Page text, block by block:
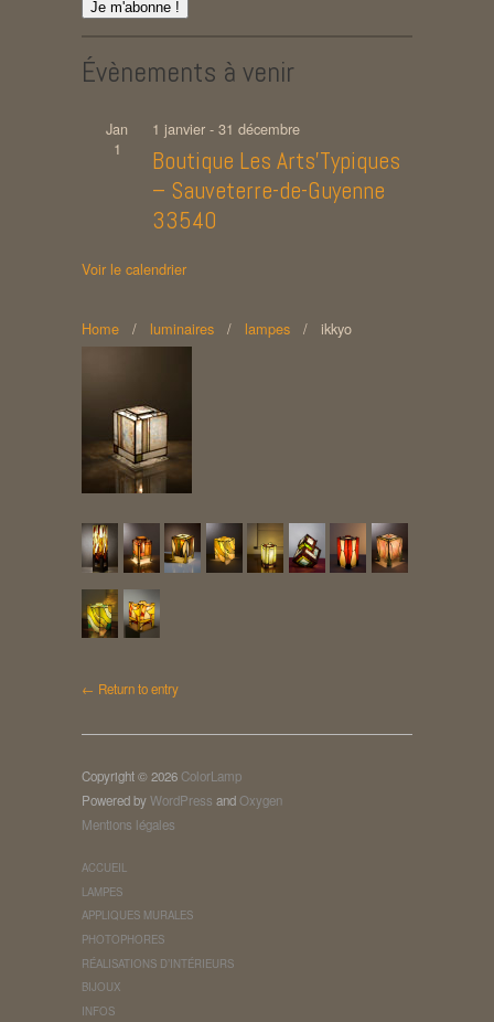
Évènements à venir
Jan
1
1 janvier - 31 décembre
Boutique Les Arts’Typiques
– Sauveterre-de-Guyenne
33540
Voir le calendrier
Home / luminaires / lampes / ikkyo
← Return to entry
Copyright © 2026 ColorLamp
Powered byWordPress andOxygen
Mentions légales
ACCUEIL
LAMPES
APPLIQUES MURALES
PHOTOPHORES
RÉALISATIONS D’INTÉRIEURS
BIJOUX
INFOS